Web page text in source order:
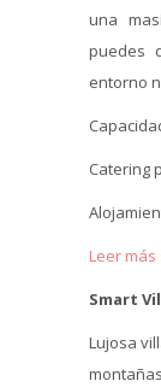
una
puedes
entorno
Catering
Leer más
Smart
Lujosa